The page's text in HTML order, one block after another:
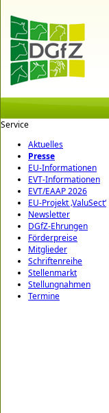
Service
Aktuelles
Presse
EU-Informationen
EVT-Informationen
EVT/EAAP 2026
EU-Projekt ‚ValuSect‘
Newsletter
DGfZ-Ehrungen
Förderpreise
Mitglieder
Schriftenreihe
Stellenmarkt
Stellungnahmen
Termine